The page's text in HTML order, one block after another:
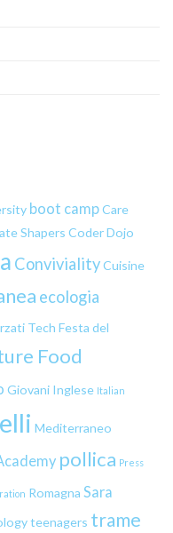
boot campCare
Shapers Coder Dojo
ConvivialityCuisine
ecologia
Tech Festa del
Food
Giovani Inglese Italian
Mediterraneo
pollica Press
Romagna Sara
teenagers trame